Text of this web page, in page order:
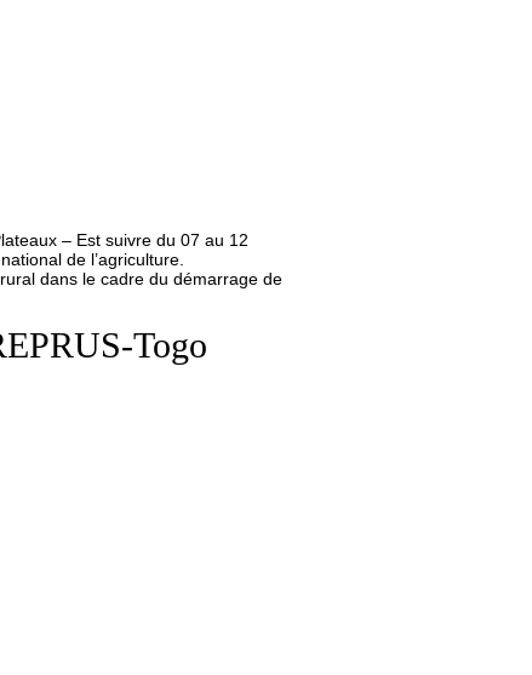
– Est suivre du 07 au 12
de l’agriculture.
dans le cadre du démarrage de
Togo